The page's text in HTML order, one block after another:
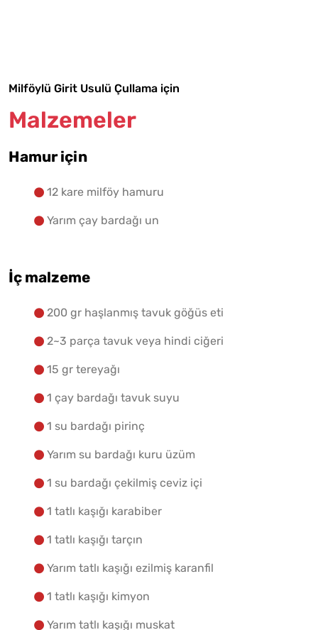
Milföylü Girit Usulü Çullama için
Malzemeler
Hamur için
12 kare milföy hamuru
Yarım çay bardağı un
İç malzeme
200 gr haşlanmış tavuk göğüs eti
2~3 parça tavuk veya hindi ciğeri
15 gr tereyağı
1 çay bardağı tavuk suyu
1 su bardağı pirinç
Yarım su bardağı kuru üzüm
1 su bardağı çekilmiş ceviz içi
1 tatlı kaşığı karabiber
1 tatlı kaşığı tarçın
Yarım tatlı kaşığı ezilmiş karanfil
1 tatlı kaşığı kimyon
Yarım tatlı kaşığı muskat